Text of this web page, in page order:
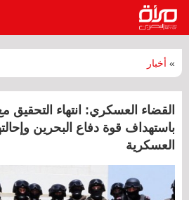
» أخبار
القضاء العسكري: انتهاء التحقيق
باستهداف قوة دفاع البحرين
العسكرية